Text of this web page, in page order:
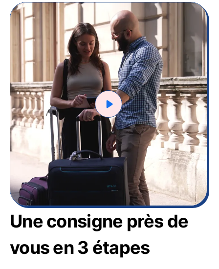
Une consigne près de
vous en 3 étapes